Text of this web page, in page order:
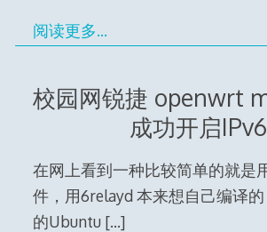
阅读更多…
校园网锐捷 openwrt
成功开启IPv6
在网上看到一种比较简单的就是
件，用6relayd 本来想自己编译
的Ubuntu […]